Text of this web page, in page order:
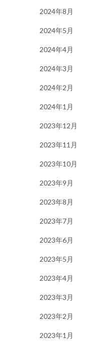
2024年8月
2024年5月
2024年4月
2024年3月
2024年2月
2024年1月
2023年12月
2023年11月
2023年10月
2023年9月
2023年8月
2023年7月
2023年6月
2023年5月
2023年4月
2023年3月
2023年2月
2023年1月